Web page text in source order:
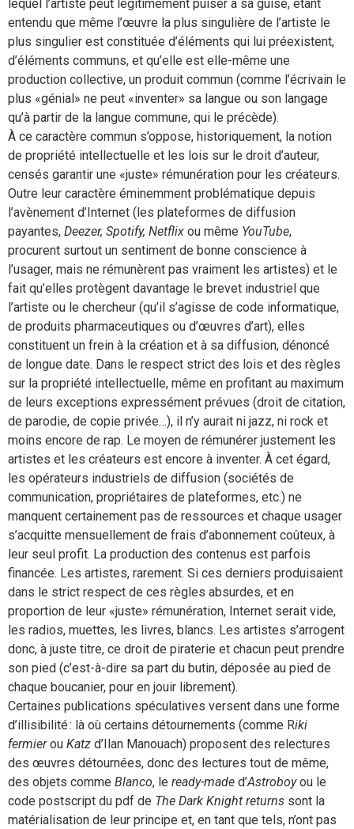
lequel l’artiste peut légitimement puiser à sa guise, étant
entendu que même l’œuvre la plus singulière de l’artiste le
plus singulier est constituée d’éléments qui lui préexistent,
d’éléments communs, et qu’elle est elle-même une
production collective, un produit commun (comme l’écrivain le
plus «génial» ne peut «inventer» sa langue ou son langage
qu’à partir de la langue commune, qui le précède).
À ce caractère commun s’oppose, historiquement, la notion
de propriété intellectuelle et les lois sur le droit d’auteur,
censés garantir une «juste» rémunération pour les créateurs.
Outre leur caractère éminemment problématique depuis
l’avènement d’Internet (les plateformes de diffusion
payantes, Deezer, Spotify, Netflix ou même YouTube,
procurent surtout un sentiment de bonne conscience à
l’usager, mais ne rémunèrent pas vraiment les artistes) et le
fait qu’elles protègent davantage le brevet industriel que
l’artiste ou le chercheur (qu’il s’agisse de code informatique,
de produits pharmaceutiques ou d’œuvres d’art), elles
constituent un frein à la création et à sa diffusion, dénoncé
de longue date. Dans le respect strict des lois et des règles
sur la propriété intellectuelle, même en profitant au maximum
de leurs exceptions expressément prévues (droit de citation,
de parodie, de copie privée…), il n’y aurait ni jazz, ni rock et
moins encore de rap. Le moyen de rémunérer justement les
artistes et les créateurs est encore à inventer. À cet égard,
les opérateurs industriels de diffusion (sociétés de
communication, propriétaires de plateformes, etc.) ne
manquent certainement pas de ressources et chaque usager
s’acquitte mensuellement de frais d’abonnement coûteux, à
leur seul profit. La production des contenus est parfois
financée. Les artistes, rarement. Si ces derniers produisaient
dans le strict respect de ces règles absurdes, et en
proportion de leur «juste» rémunération, Internet serait vide,
les radios, muettes, les livres, blancs. Les artistes s’arrogent
donc, à juste titre, ce droit de piraterie et chacun peut prendre
son pied (c’est-à-dire sa part du butin, déposée au pied de
chaque boucanier, pour en jouir librement).
Certaines publications spéculatives versent dans une forme
d’illisibilité : là où certains détournements (comme Riki
fermierou Katz d’Ilan Manouach) proposent des relectures
des œuvres détournées, donc des lectures tout de même,
des objets comme Blanco, le ready-made d’Astroboyou le
code postscript du pdf de The Dark Knight returns sont la
matérialisation de leur principe et, en tant que tels, n’ont pas